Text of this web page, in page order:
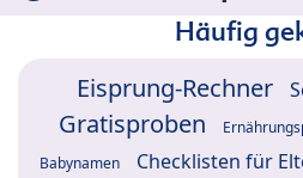
Häufig
Eisprung-Rechner
Gratisproben
Babynamen Checklisten für